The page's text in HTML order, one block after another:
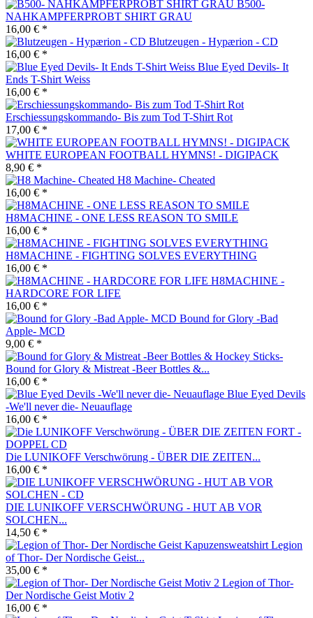
B500-
NAHKAMPFERPROBT SHIRT GRAU
16,00 € *
Blutzeugen - Hypærion - CD
16,00 € *
Blue Eyed Devils- It
Ends T-Shirt Weiss
16,00 € *
Erschiessungskommando- Bis zum Tod T-Shirt Rot
17,00 € *
WHITE EUROPEAN FOOTBALL HYMNS! - DIGIPACK
8,90 € *
H8 Machine- Cheated
16,00 € *
H8MACHINE - ONE LESS REASON TO SMILE
16,00 € *
H8MACHINE - FIGHTING SOLVES EVERYTHING
16,00 € *
H8MACHINE -
HARDCORE FOR LIFE
16,00 € *
Bound for Glory -Bad
Apple- MCD
9,00 € *
Bound for Glory & Mistreat -Beer Bottles &...
16,00 € *
Blue Eyed Devils
-We'll never die- Neuauflage
16,00 € *
Die LUNIKOFF Verschwörung - ÜBER DIE ZEITEN...
16,00 € *
DIE LUNIKOFF VERSCHWÖRUNG - HUT AB VOR
SOLCHEN...
14,50 € *
Legion
of Thor- Der Nordische Geist...
35,00 € *
Legion of Thor-
Der Nordische Geist Motiv 2
16,00 € *